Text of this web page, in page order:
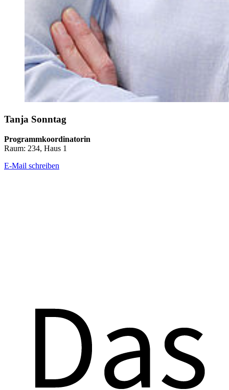
Tanja Sonn­tag
Programmkoordinatorin
Raum: 234, Haus 1
E-Mail schreiben